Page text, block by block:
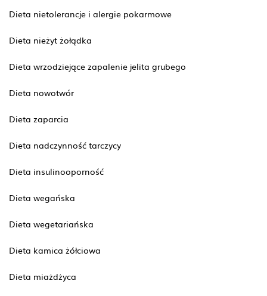
Dieta nietolerancje i alergie pokarmowe
Dieta nieżyt żołądka
Dieta wrzodziejące zapalenie jelita grubego
Dieta nowotwór
Dieta zaparcia
Dieta nadczynność tarczycy
Dieta insulinooporność
Dieta wegańska
Dieta wegetariańska
Dieta kamica żółciowa
Dieta miażdżyca